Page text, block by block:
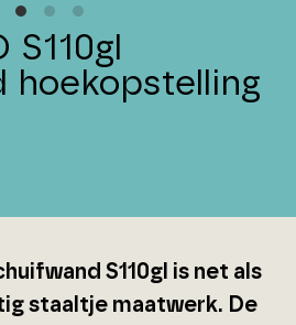
S110gl
hoekopstelling
S110gl is net als
staaltje maatwerk. De